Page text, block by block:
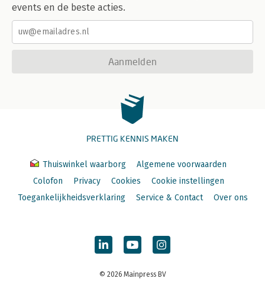
events en de beste acties.
Aanmelden
PRETTIG KENNIS MAKEN
Thuiswinkel waarborg
Algemene voorwaarden
Colofon
Privacy Cookies
Cookie instellingen
Toegankelijkheidsverklaring
Service & Contact Over ons
© 2026 Mainpress BV